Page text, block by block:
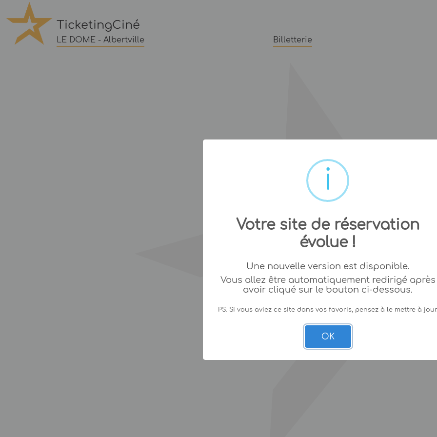
TicketingCiné
LE DOME - Albertville Billetterie
Votre site de réservation
évolue !
Une nouvelle version est disponible.
Vous allez être automatiquement redirigé après
avoir cliqué sur le bouton ci-dessous.
PS: Si vous aviez ce site dans vos favoris, pensez à le mettre à
OK